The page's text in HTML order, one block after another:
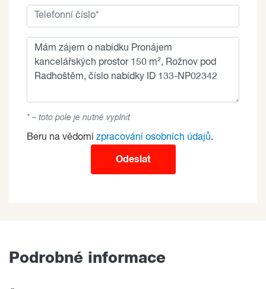
* – toto pole je nutné vyplnit
Beru na vědomí zpracování osobních údajů.
Odeslat
Podrobné informace